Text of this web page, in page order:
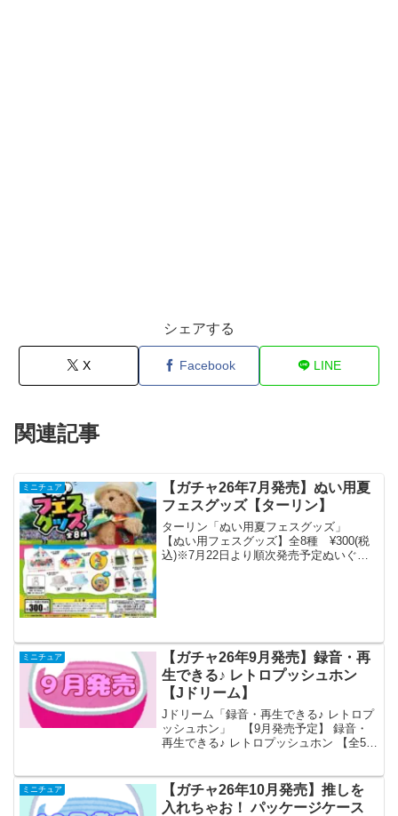
シェアする
X Facebook LINE
関連記事
ミニチュア
【ガチャ26年7月発売】ぬい用夏
フェスグッズ【ターリン】
ターリン「ぬい用夏フェスグッズ」
【ぬい用フェスグッズ】全8種 ¥300(税
込)※7月22日より順次発売予定ぬいぐる
ミニチュア
【ガチャ26年9月発売】録音・再
生できる♪ レトロプッシュホン
【Jドリーム】
Jドリーム「録音・再生できる♪ レトロプ
ッシュホン」 【9月発売予定】 録音・
再生できる♪ レトロプッシュホン 【全5種
セルトイ売り場から発売されます。 受
話器が外...
ミニチュア
【ガチャ26年10月発売】推しを
入れちゃお！ パッケージケース